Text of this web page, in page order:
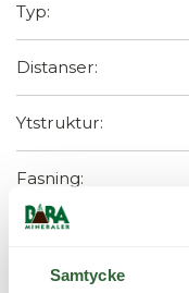
Samtycke
Typ:
Distanser:
Ytstruktur:
Fasning:
Övrigt: